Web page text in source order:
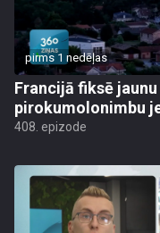
pirms 1 nedēļas
Francijā fiksē
pirokumolonimbu
408. epizode